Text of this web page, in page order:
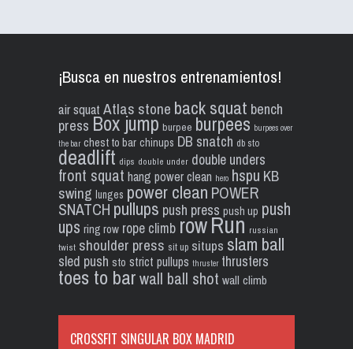
¡Busca en nuestros entrenamientos!
air squat Atlas stone back squat bench
press Box jump burpee burpees burpees over
the bar chest to bar chinups DB snatch db sto
deadlift dips double under double unders
front squat hang power clean hero hspu KB
swing lunges power clean POWER
SNATCH pullups push press push up push
ups ring row rope climb rowRun russian
twist shoulder press sit up situps slam ball
sled push sto strict pullups thruster thrusters
toes to barwall ball shot wall climb
CROSSFIT SINGULAR BOX MADRID